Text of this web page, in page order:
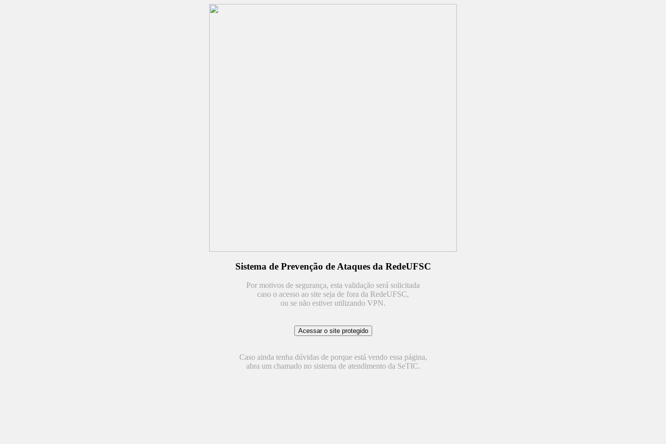
Sistema de Prevenção de Ataques da RedeUFSC
Por motivos de segurança, esta validação será solicitada
caso o acesso ao site seja de fora da RedeUFSC,
ou se não estiver utilizando VPN.
Caso ainda tenha dúvidas de porque está vendo essa página,
abra um chamado no sistema de atendimento da SeTIC.